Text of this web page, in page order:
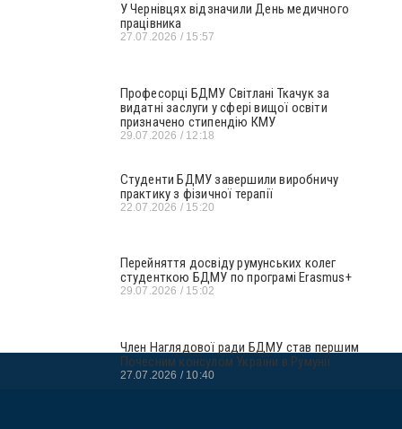
У Чернівцях відзначили День медичного
працівника
27.07.2026 15:57
Професорці БДМУ Світлані Ткачук за
видатні заслуги у сфері вищої освіти
призначено стипендію КМУ
29.07.2026 12:18
Студенти БДМУ завершили виробничу
практику з фізичної терапії
22.07.2026 15:20
Перейняття досвіду румунських колег
студенткою БДМУ по програмі Erasmus+
29.07.2026 15:02
Член Наглядової ради БДМУ став першим
Почесним консулом України в Румунії
27.07.2026 10:40